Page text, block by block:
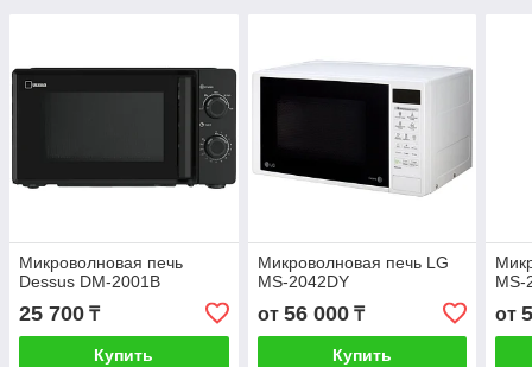
Микроволновая печь
Dessus DM-2001B
25 700 ₸
Купить
Микроволновая печь LG
MS-2042DY
от 56 000₸
Купить
MS-
от